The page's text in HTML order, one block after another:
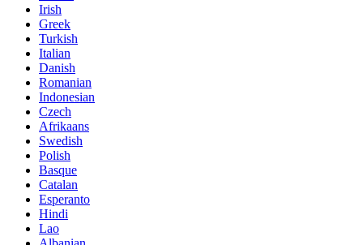
Irish
Greek
Turkish
Italian
Danish
Romanian
Indonesian
Czech
Afrikaans
Swedish
Polish
Basque
Catalan
Esperanto
Hindi
Lao